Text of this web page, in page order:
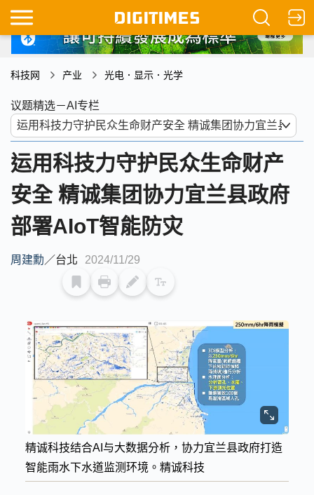
科技网 产业 光电．显示．光学
议题精选－AI专栏
运用科技力守护民众生命财产
安全 精诚集团协力宜兰县政府
部署AIoT智能防灾
周建勳／台北 2024/11/29
精诚科技结合AI与大数据分析，协力宜兰县政府打造
智能雨水下水道监测环境。精诚科技